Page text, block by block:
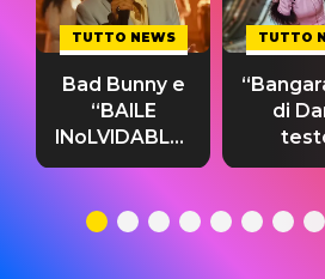
TUTTO NEWS
Bad Bunny e
“BAILE
INoLVIDABLE”:
testo,
significato
TUTTO
di
del